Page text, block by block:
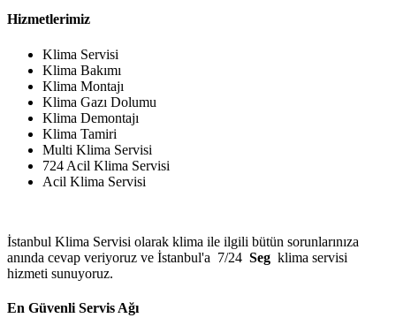
Hizmetlerimiz
Klima Servisi
Klima Bakımı
Klima Montajı
Klima Gazı Dolumu
Klima Demontajı
Klima Tamiri
Multi Klima Servisi
724 Acil Klima Servisi
Acil Klima Servisi
İstanbul Klima Servisi olarak klima ile ilgili bütün sorunlarınıza
anında cevap veriyoruz ve İstanbul'a 7/24 Seg klima servisi
hizmeti sunuyoruz.
En Güvenli Servis Ağı